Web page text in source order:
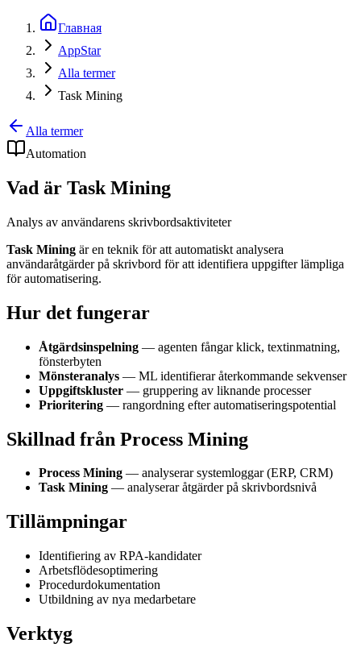
Главная
AppStar
Alla termer
Task Mining
Alla termer
Automation
Vad är Task Mining
Analys av användarens skrivbordsaktiviteter
Task Mining är en teknik för att automatiskt analysera
användaråtgärder på skrivbord för att identifiera uppgifter lämpliga
för automatisering.
Hur det fungerar
Åtgärdsinspelning — agenten fångar klick, textinmatning,
fönsterbyten
Mönsteranalys — ML identifierar återkommande sekvenser
Uppgiftskluster — gruppering av liknande processer
Prioritering — rangordning efter automatiseringspotential
Skillnad från Process Mining
Process Mining — analyserar systemloggar (ERP, CRM)
Task Mining — analyserar åtgärder på skrivbordsnivå
Tillämpningar
Identifiering av RPA-kandidater
Arbetsflödesoptimering
Procedurdokumentation
Utbildning av nya medarbetare
Verktyg